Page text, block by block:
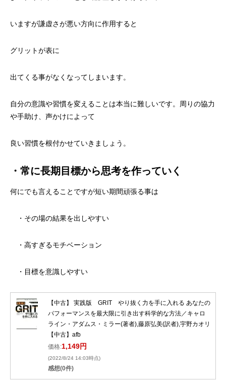
いますが謙虚さが悪い方向に作用すると
グリットが表に
出てくる事がなくなってしまいます。
自分の意識や習慣を変えることは本当に難しいです。周りの協力
や手助け、声かけによって
良い習慣を根付かせていきましょう。
・常に長期目標から思考を作っていく
何にでも言えることですが短い期間頑張る事は
・その場の結果を出しやすい
・高すぎるモチベーション
・目標を意識しやすい
【中古】 実践版 GRIT やり抜く力を手に入れる あなたの
パフォーマンスを最大限に引き出す科学的な方法／キャロ
ライン・アダムス・ミラー(著者),藤原弘美(訳者),宇野カオリ
【中古】afb
価格:1,149円
(2022/8/24 14:03時点)
感想(0件)